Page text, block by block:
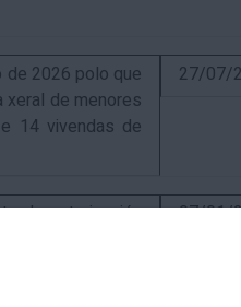
de 2026 polo que
xeral de menores
14 vivendas de
27/07/
de autorización
4 Q.9000-D sita
07/01/